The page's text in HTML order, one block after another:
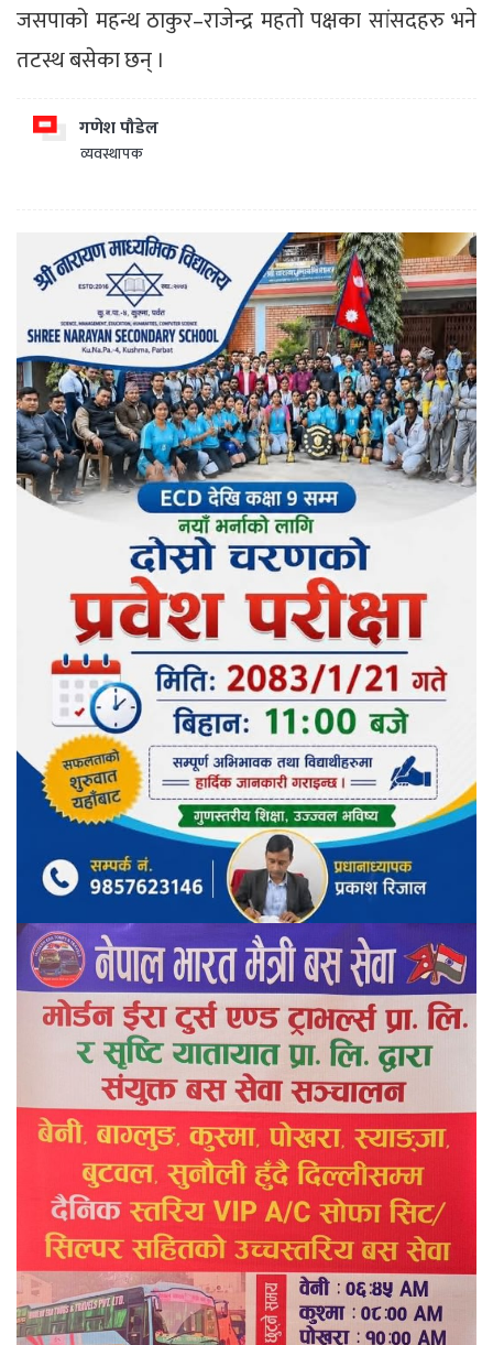
जसपाको महन्थ ठाकुर–राजेन्द्र महतो पक्षका सांसदहरु भने
तटस्थ बसेका छन् ।
गणेश पौडेल
व्यवस्थापक